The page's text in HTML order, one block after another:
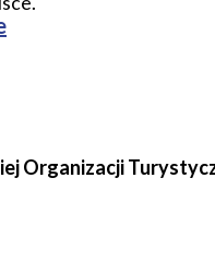
Organizacji